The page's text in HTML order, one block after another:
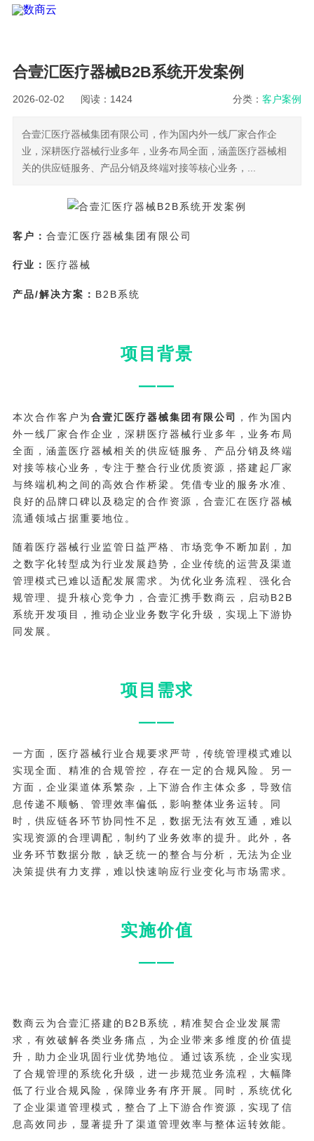
合壹汇医疗器械B2B系统开发案例
2026-02-02 阅读：1424 分类：客户案例
合壹汇医疗器械集团有限公司，作为国内外一线厂家合作企
业，深耕医疗器械行业多年，业务布局全面，涵盖医疗器械相
关的供应链服务、产品分销及终端对接等核心业务，...
客户： 合壹汇医疗器械集团有限公司
行业： 医疗器械
产品/解决方案： B2B系统
项目背景
——
本次合作客户为合壹汇医疗器械集团有限公司
，作为国内
外一线厂家合作企业，深耕医疗器械行业多年，业务布局
全面，涵盖医疗器械相关的供应链服务、产品分销及终端
对接等核心业务，专注于整合行业优质资源，搭建起厂家
与终端机构之间的高效合作桥梁。凭借专业的服务水准、
良好的品牌口碑以及稳定的合作资源，合壹汇在医疗器械
流通领域占据重要地位。
随着医疗器械行业监管日益严格、市场竞争不断加剧，加
之数字化转型成为行业发展趋势，企业传统的运营及渠道
管理模式已难以适配发展需求。为优化业务流程、强化合
规管理、提升核心竞争力，合壹汇携手数商云，启动B2B
系统开发项目，推动企业业务数字化升级，实现上下游协
同发展。
项目需求
——
一方面，医疗器械行业合规要求严苛，传统管理模式难以
实现全面、精准的合规管控，存在一定的合规风险。另一
方面，企业渠道体系繁杂，上下游合作主体众多，导致信
息传递不顺畅、管理效率偏低，影响整体业务运转。同
时，供应链各环节协同性不足，数据无法有效互通，难以
实现资源的合理调配，制约了业务效率的提升。此外，各
业务环节数据分散，缺乏统一的整合与分析，无法为企业
决策提供有力支撑，难以快速响应行业变化与市场需求。
实施价值
——
数商云为合壹汇搭建的B2B系统，精准契合企业发展需
求，有效破解各类业务痛点，为企业带来多维度的价值提
升，助力企业巩固行业优势地位。通过该系统，企业实现
了合规管理的系统化升级，进一步规范业务流程，大幅降
低了行业合规风险，保障业务有序开展。同时，系统优化
了企业渠道管理模式，整合了上下游合作资源，实现了信
息高效同步，显著提升了渠道管理效率与整体运转效能。